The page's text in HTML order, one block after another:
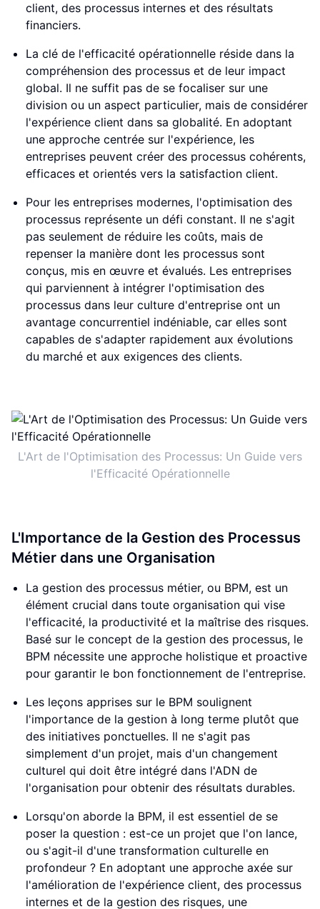
client, des processus internes et des résultats
financiers.
La clé de l'efficacité opérationnelle réside dans la
compréhension des processus et de leur impact
global. Il ne suffit pas de se focaliser sur une
division ou un aspect particulier, mais de considérer
l'expérience client dans sa globalité. En adoptant
une approche centrée sur l'expérience, les
entreprises peuvent créer des processus cohérents,
efficaces et orientés vers la satisfaction client.
Pour les entreprises modernes, l'optimisation des
processus représente un défi constant. Il ne s'agit
pas seulement de réduire les coûts, mais de
repenser la manière dont les processus sont
conçus, mis en œuvre et évalués. Les entreprises
qui parviennent à intégrer l'optimisation des
processus dans leur culture d'entreprise ont un
avantage concurrentiel indéniable, car elles sont
capables de s'adapter rapidement aux évolutions
du marché et aux exigences des clients.
L'Art de l'Optimisation des Processus: Un Guide vers
l'Efficacité Opérationnelle
L'Importance de la Gestion des Processus
Métier dans une Organisation
La gestion des processus métier, ou BPM, est un
élément crucial dans toute organisation qui vise
l'efficacité, la productivité et la maîtrise des risques.
Basé sur le concept de la gestion des processus, le
BPM nécessite une approche holistique et proactive
pour garantir le bon fonctionnement de l'entreprise.
Les leçons apprises sur le BPM soulignent
l'importance de la gestion à long terme plutôt que
des initiatives ponctuelles. Il ne s'agit pas
simplement d'un projet, mais d'un changement
culturel qui doit être intégré dans l'ADN de
l'organisation pour obtenir des résultats durables.
Lorsqu'on aborde la BPM, il est essentiel de se
poser la question : est-ce un projet que l'on lance,
ou s'agit-il d'une transformation culturelle en
profondeur ? En adoptant une approche axée sur
l'amélioration de l'expérience client, des processus
internes et de la gestion des risques, une